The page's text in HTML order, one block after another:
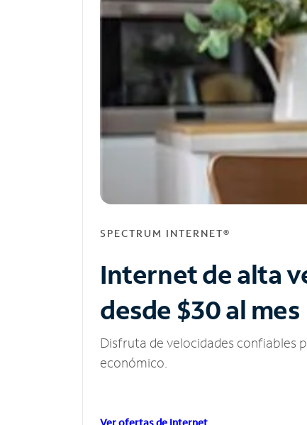
SPECTRUM INTERNET®
Internet de alta
desde $30 al mes
Disfruta de velocidades confiables
económico.